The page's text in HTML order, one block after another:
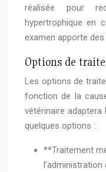
réalisée pour
hypertrophique en
examen apporte
Options de
Les options de
fonction de la
vétérinaire
quelques options :
**Traitement